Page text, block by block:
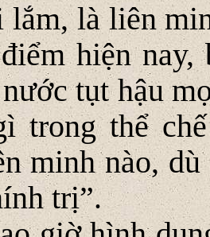
lắm, là liên
hiện nay,
tụt hậu
trong thể
minh nào,
trị”.